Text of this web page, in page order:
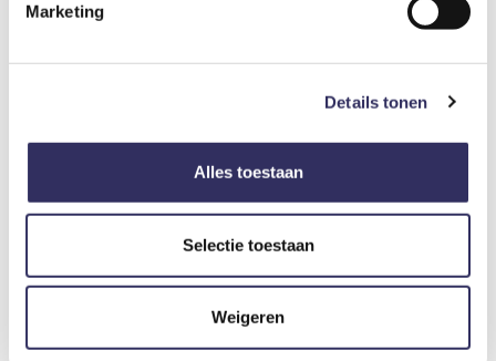
Marketing
Details tonen
Alles toestaan
Selectie toestaan
Weigeren
Huisdier
€ 35,-
Badhanddoeken
€ 7,-
Per nacht